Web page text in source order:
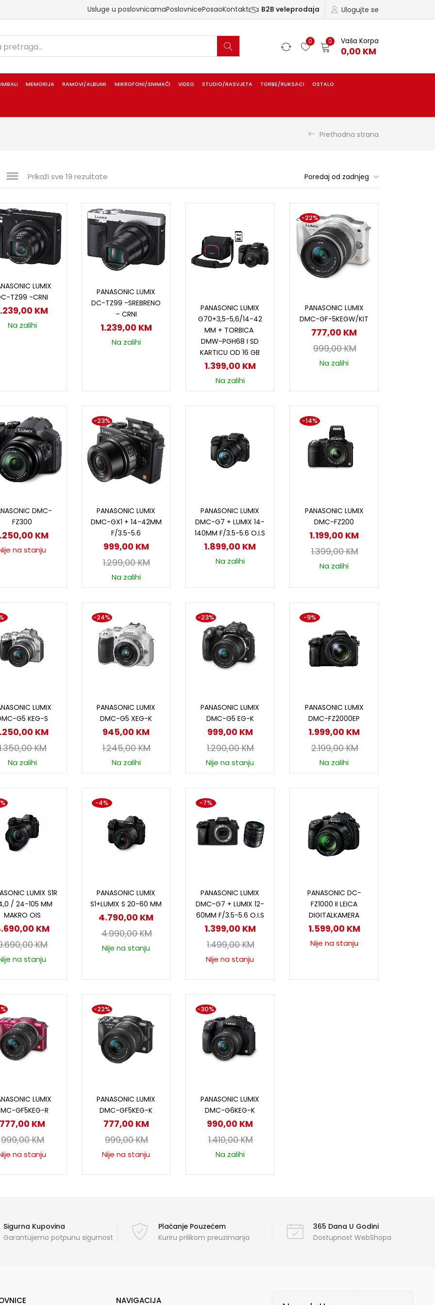
Ulogujte se
Usluge u poslovnicamaPoslovnicePosaoKontakt B2B veleprodaja
0 0 Vaša Korpa
0,00 KM
MEMORIJA RAMOVI/ALBUMI MIKROFONI/SNIMAČI VIDEO STUDIO/RASVJETA TORBE/RUKSACI OSTALO
Prethodna strana
Prikaži sve 19 rezultate Poredaj od zadnjeg
LUMIX
TZ99 -CRNI
KM
Na zalihi
PANASONIC LUMIX
DC-TZ99 -SREBRENO
– CRNI
1.239,00 KM
Na zalihi
PANASONIC LUMIX
G70+3,5-5,6/14-42
MM + TORBICA
DMW-PGH68 I SD
KARTICU OD 16 GB
1.399,00 KM
Na zalihi
PANASONIC LUMIX
DMC-GF-5KEGW/KIT
777,00 KM
999,00KM
-22%
Na zalihi
DMC-
FZ300
KM
na stanju
PANASONIC LUMIX
DMC-GX1 + 14-42MM
F/3.5-5.6
999,00 KM
1.299,00KM
-23%
Na zalihi
PANASONIC LUMIX
DMC-G7 + LUMIX 14-
140MM F/3.5-5.6 O.I.S
1.899,00 KM
Na zalihi
PANASONIC LUMIX
DMC-FZ200
1.199,00 KM
1.399,00KM
-14%
Na zalihi
LUMIX
G5 KEG-S
KM
KM
Na zalihi
PANASONIC LUMIX
DMC-G5 XEG-K
945,00 KM
1.245,00KM
-24%
Na zalihi
PANASONIC LUMIX
DMC-G5 EG-K
999,00 KM
1.290,00KM
-23%
Nije na stanju
PANASONIC LUMIX
DMC-FZ2000EP
1.999,00 KM
2.199,00KM
-9%
Na zalihi
LUMIX S1R
/ 24-105 MM
MAKRO OIS
KM
KM
na stanju
PANASONIC LUMIX
S1+LUMIX S 20-60 MM
4.790,00 KM
4.990,00KM
-4%
Nije na stanju
PANASONIC LUMIX
DMC-G7 + LUMIX 12-
60MM F/3.5-5.6 O.I.S
1.399,00 KM
1.499,00KM
-7%
Nije na stanju
PANASONIC DC-
FZ1000 II LEICA
DIGITALKAMERA
1.599,00 KM
Nije na stanju
LUMIX
GF5KEG-R
KM
999,00KM
na stanju
PANASONIC LUMIX
DMC-GF5KEG-K
777,00 KM
999,00KM
-22%
Nije na stanju
PANASONIC LUMIX
DMC-G6KEG-K
990,00 KM
1.410,00KM
-30%
Na zalihi
Sigurna Kupovina
Garantujemo potpunu sigurnost
Plaćanje Pouzećem
Kuriru prilikom preuzimanja
365 Dana U Godini
Dostupnost WebShopa
NAVIGACIJA